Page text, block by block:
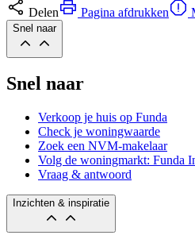
Delen Pagina afdrukken
Snel naar
Snel naar
Verkoop je huis op Funda
Check je woningwaarde
Zoek een NVM-makelaar
Volg de woningmarkt: Funda
Vraag & antwoord
Inzichten & inspiratie